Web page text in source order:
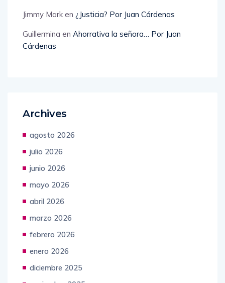
Jimmy Mark en ¿Justicia? Por Juan Cárdenas
Guillermina en Ahorrativa la señora… Por Juan
Cárdenas
Archives
agosto 2026
julio 2026
junio 2026
mayo 2026
abril 2026
marzo 2026
febrero 2026
enero 2026
diciembre 2025